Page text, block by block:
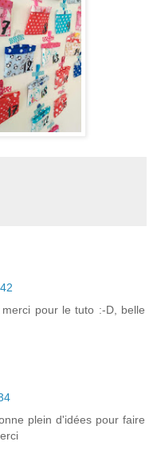
pour le tuto :-D, belle
plein d'idées pour faire